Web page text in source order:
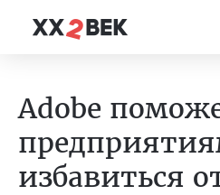
Adobe
избавиться